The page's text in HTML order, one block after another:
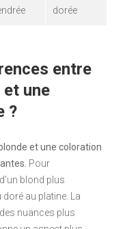
dorée
entre
une
?
et une coloration
Pour
blond plus
au platine. La
nuances plus